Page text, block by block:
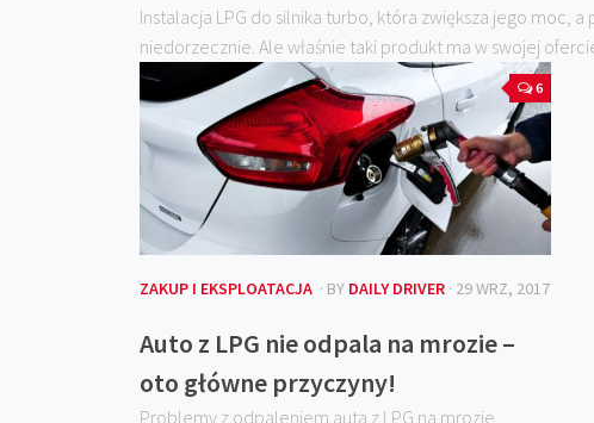
Instalacja LPG do silnika turbo, która zwiększa jego moc,
niedorzecznie. Ale właśnie taki produkt ma w swojej
6
ZAKUP I EKSPLOATACJA · BY DAILY DRIVER · 29 WRZ, 2017
Auto z LPG nie odpala na mrozie –
oto główne przyczyny!
Problemy z odpaleniem auta z LPG na mrozie